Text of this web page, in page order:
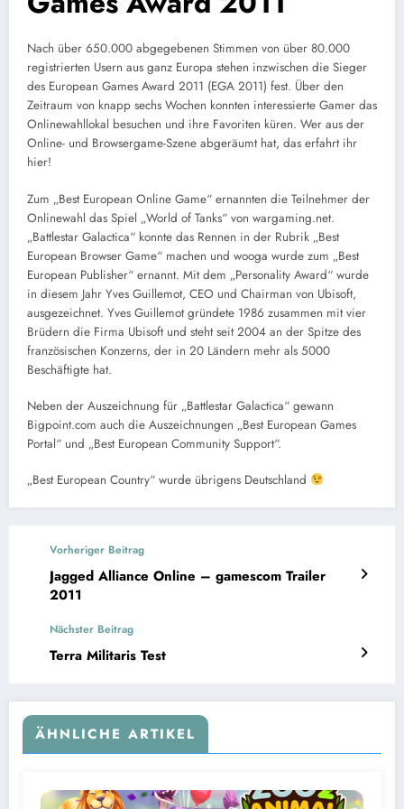
Nach über 650.000 abgegebenen Stimmen von über 80.000
registrierten Usern aus ganz Europa stehen inzwischen die Sieger
des European Games Award 2011 (EGA 2011) fest. Über den
Zeitraum von knapp sechs Wochen konnten interessierte Gamer das
Onlinewahllokal besuchen und ihre Favoriten küren. Wer aus der
Online- und Browsergame-Szene abgeräumt hat, das erfahrt ihr
hier!
Zum „Best European Online Game“ ernannten die Teilnehmer der
Onlinewahl das Spiel „World of Tanks“ von wargaming.net.
„Battlestar Galactica“ konnte das Rennen in der Rubrik „Best
European Browser Game“ machen und wooga wurde zum „Best
European Publisher“ ernannt. Mit dem „Personality Award“ wurde
in diesem Jahr Yves Guillemot, CEO und Chairman von Ubisoft,
ausgezeichnet. Yves Guillemot gründete 1986 zusammen mit vier
Brüdern die Firma Ubisoft und steht seit 2004 an der Spitze des
französischen Konzerns, der in 20 Ländern mehr als 5000
Beschäftigte hat.
Neben der Auszeichnung für „Battlestar Galactica“ gewann
Bigpoint.com auch die Auszeichnungen „Best European Games
Portal“ und „Best European Community Support“.
„Best European Country“ wurde übrigens Deutschland
Vorheriger Beitrag
Jagged Alliance Online – gamescom Trailer
2011
Nächster Beitrag
Terra Militaris Test
ÄHNLICHE ARTIKEL